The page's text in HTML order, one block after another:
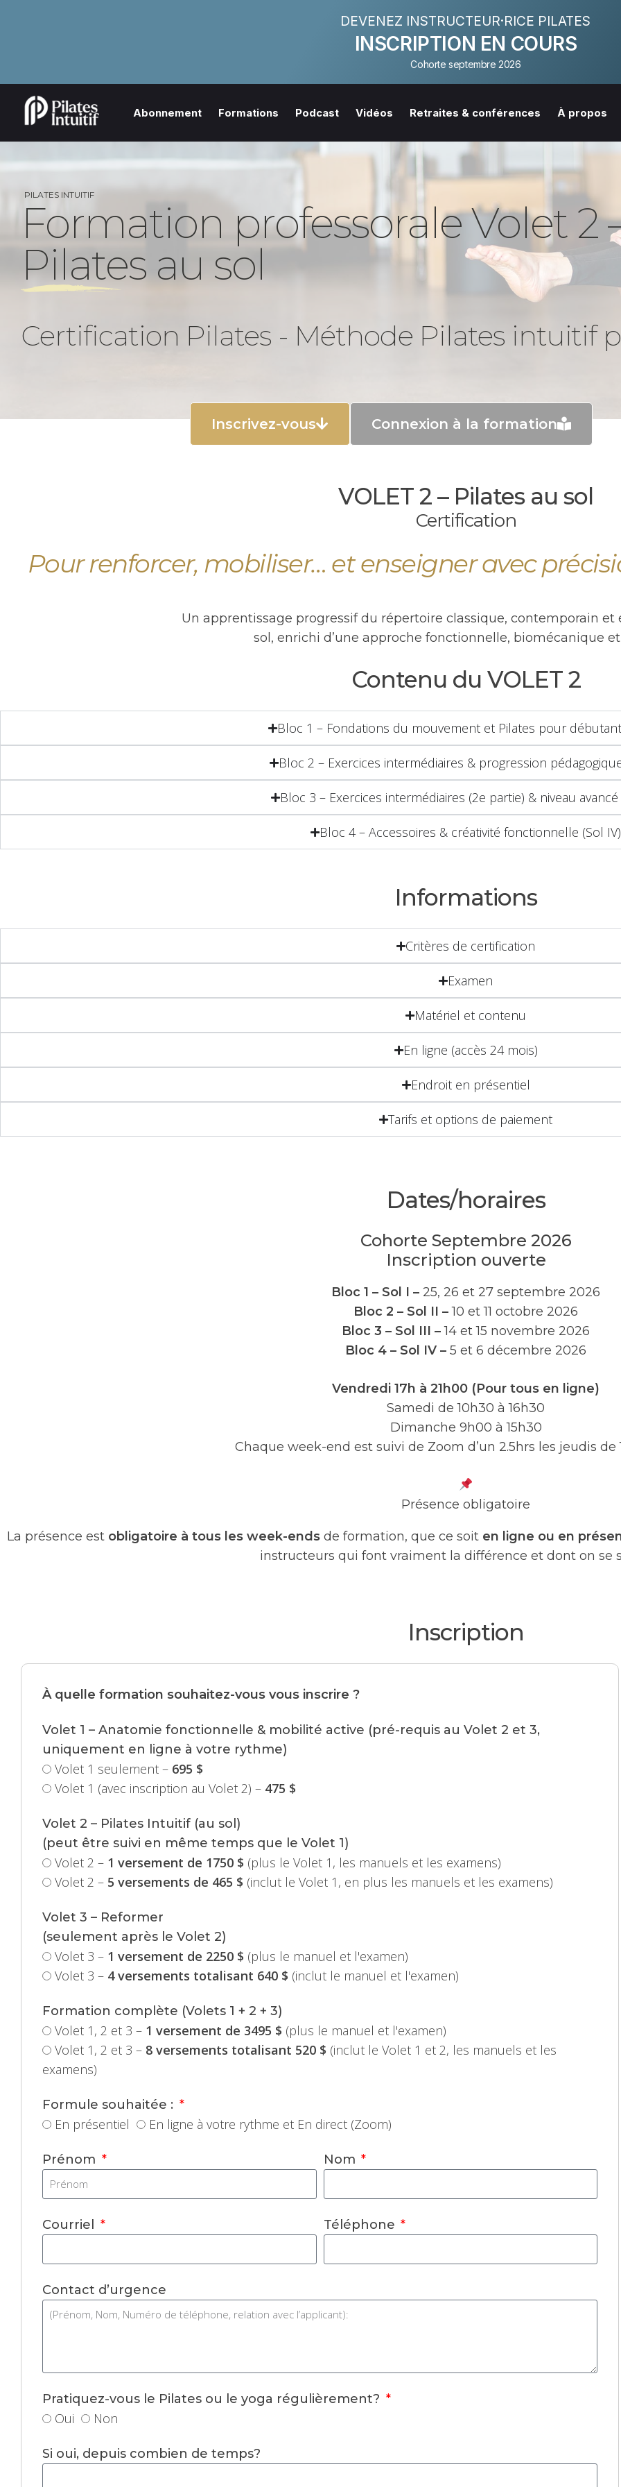
DEVENEZ INSTRUCTEUR·RICE PILATES
INSCRIPTION EN COURS
Cohorte septembre 2026
Abonnement Formations Podcast Vidéos Retraites & conférences À propos
PILATES INTUITIF
Formation professorale Volet 2
Pilates au sol
Certification Pilates - Méthode Pilates intuitif
Inscrivez-vous Connexion à la formation
VOLET 2 – Pilates au sol
Certification
Pour renforcer, mobiliser… et enseigner avec
Un apprentissage progressif du répertoire classique, contemporain et
sol, enrichi d’une approche fonctionnelle, biomécanique
Contenu du VOLET 2
Bloc 1 – Fondations du mouvement et Pilates pour
Bloc 2 – Exercices intermédiaires & progression
Bloc 3 – Exercices intermédiaires (2e partie) & niveau avancé
Bloc 4 – Accessoires & créativité fonctionnelle (Sol IV)
Informations
Critères de certification
Examen
Matériel et contenu
En ligne (accès 24 mois)
Endroit en présentiel
Tarifs et options de paiement
Dates/horaires
Cohorte Septembre 2026
Inscription ouverte
Bloc 1 – Sol I – 25, 26 et 27 septembre 2026
Bloc 2 – Sol II –10 et 11 octobre 2026
Bloc 3 – Sol III –14 et 15 novembre 2026
Bloc 4 – Sol IV – 5 et 6 décembre 2026
Vendredi 17h à 21h00 (Pour tous en ligne)
Samedi de 10h30 à 16h30
Dimanche 9h00 à 15h30
Chaque week-end est suivi de Zoom d’un 2.5hrs les jeudis de
Présence obligatoire
La présence est obligatoire à tous les week-ends de formation, que ce soit en ligne ou en
instructeurs qui font vraiment la différence et dont on se
Inscription
À quelle formation souhaitez-vous vous inscrire ?
Volet 1 – Anatomie fonctionnelle & mobilité active (pré-requis au Volet 2 et 3,
uniquement en ligne à votre rythme)
Volet 1 seulement – 695 $
Volet 1 (avec inscription au Volet 2) – 475 $
Volet 2 – Pilates Intuitif (au sol)
(peut être suivi en même temps que le Volet 1)
Volet 2 – 1 versement de 1750 $ (plus le Volet 1, les manuels et les examens)
Volet 2 – 5 versements de 465 $ (inclut le Volet 1, en plus les manuels et les examens)
Volet 3 – Reformer
(seulement après le Volet 2)
Volet 3 – 1 versement de 2250 $ (plus le manuel et l'examen)
Volet 3 – 4 versements totalisant 640 $ (inclut le manuel et l'examen)
Formation complète (Volets 1 + 2 + 3)
Volet 1, 2 et 3 – 1 versement de 3495 $ (plus le manuel et l'examen)
Volet 1, 2 et 3 – 8 versements totalisant 520 $ (inclut le Volet 1 et 2, les manuels et les
examens)
Formule souhaitée :
En présentiel En ligne à votre rythme et En direct (Zoom)
Prénom Nom
Courriel Téléphone
Contact d’urgence
Pratiquez-vous le Pilates ou le yoga régulièrement?
Oui Non
Si oui, depuis combien de temps?